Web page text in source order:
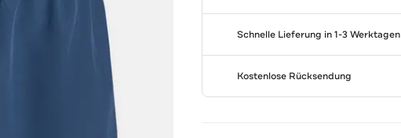
Schnelle Lieferung in 1-3 Werktagen
Kostenlose Rücksendung